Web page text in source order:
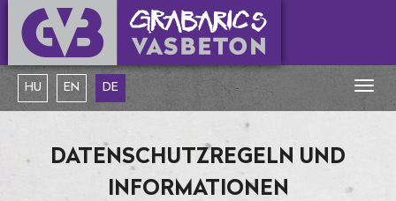
HU EN DE
DATENSCHUTZREGELN UND
INFORMATIONEN